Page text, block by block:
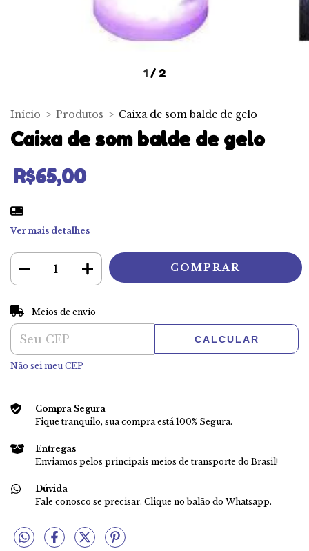
1 / 2
Início > Produtos > Caixa de som balde de gelo
Caixa de som balde de gelo
R$65,00
Ver mais detalhes
Entregas para o CEP:
Meios de envio
CALCULAR
Não sei meu CEP
Compra Segura
Fique tranquilo, sua compra está 100% Segura.
Entregas
Enviamos pelos principais meios de transporte do Brasil!
Dúvida
Fale conosco se precisar. Clique no balão do Whatsapp.